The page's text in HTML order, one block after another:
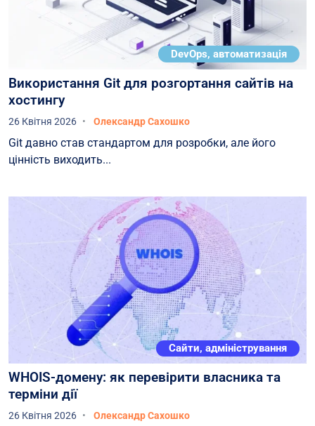
DevOps, автоматизація
Використання Git для розгортання сайтів на
хостингу
26 Квітня 2026 Олександр Сахошко
Git давно став стандартом для розробки, але його
цінність виходить...
Сайти, адміністрування
WHOIS-домену: як перевірити власника та
терміни дії
26 Квітня 2026 Олександр Сахошко